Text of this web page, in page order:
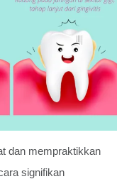
dan mempraktikkan
signifikan